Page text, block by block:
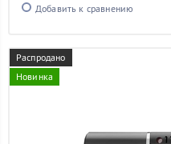
Добавить к сравнению
Распродано
Новинка